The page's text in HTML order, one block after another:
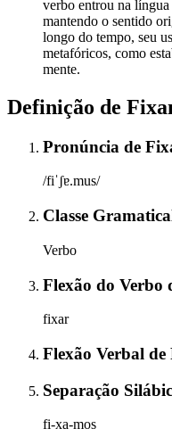
verbo entrou na
mantendo o sentido
longo do tempo, seu
metafóricos, como
mente.
Definição de
Pronúncia de
/fiˈʃɐ.mus/
Classe
Verbo
Flexão do Verbo
fixar
Flexão Verbal de
Separação
fi-xa-mos